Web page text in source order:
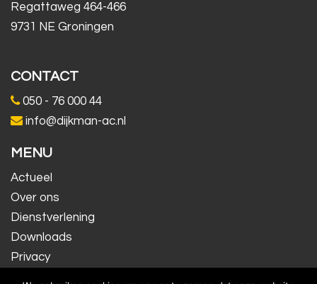
Regattaweg 464-466
9731 NE Groningen
CONTACT
050 - 76 000 44
info@dijkman-ac.nl
MENU
Actueel
Over ons
Dienstverlening
Downloads
Privacy